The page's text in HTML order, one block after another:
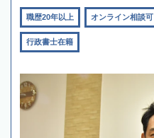
職歴20年以上 オンライン相談可
行政書士在籍